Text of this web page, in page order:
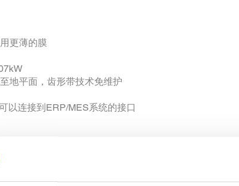
更薄的膜
地平面，齿形带技术免维护
以连接到ERP/MES系统的接口
Wraptech—标准化应用设计
是特别为标准托盘的产线设计的包装设备，如袋装、